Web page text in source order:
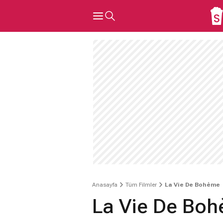
Anasayfa Tüm Filmler La Vie De Bohème
La Vie De